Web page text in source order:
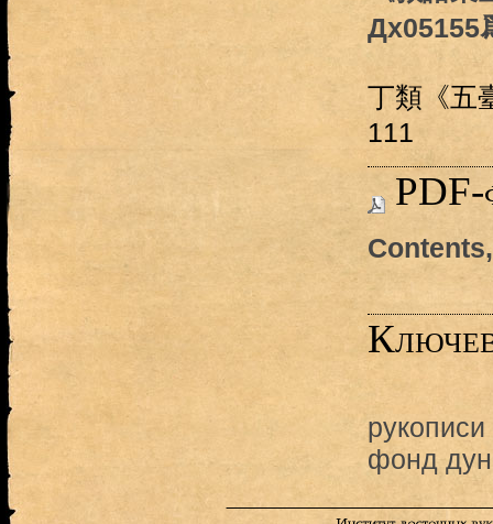
Дх05155
丁類《五
111
PDF-
фонд